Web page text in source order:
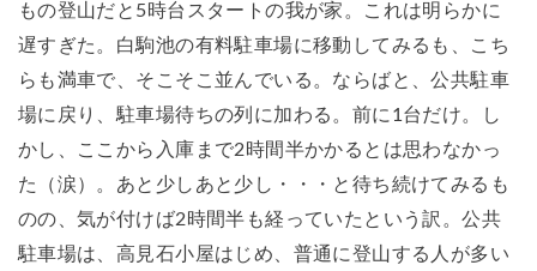
もの登山だと5時台スタートの我が家。これは明らかに
遅すぎた。白駒池の有料駐車場に移動してみるも、こち
らも満車で、そこそこ並んでいる。ならばと、公共駐車
場に戻り、駐車場待ちの列に加わる。前に1台だけ。し
かし、ここから入庫まで2時間半かかるとは思わなかっ
た（涙）。あと少しあと少し・・・と待ち続けてみるも
のの、気が付けば2時間半も経っていたという訳。公共
駐車場は、高見石小屋はじめ、普通に登山する人が多い